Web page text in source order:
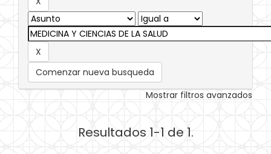
Comenzar nueva busqueda
Mostrar filtros avanzados
Resultados 1-1 de 1.